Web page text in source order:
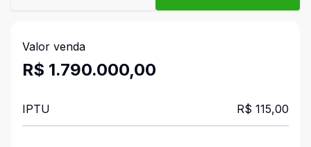
Valor venda
R$ 1.790.000,00
IPTU R$ 115,00